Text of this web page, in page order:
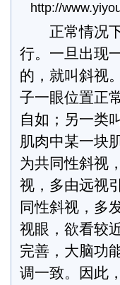
http://
正常情况下
行。一旦出现
的，就叫斜
子一眼位置正
自如；另一类
肌肉中某一块
为共同性斜视
视，多由远
同性斜视，多
视眼，欲看较
完善，大脑功
调一致。因此